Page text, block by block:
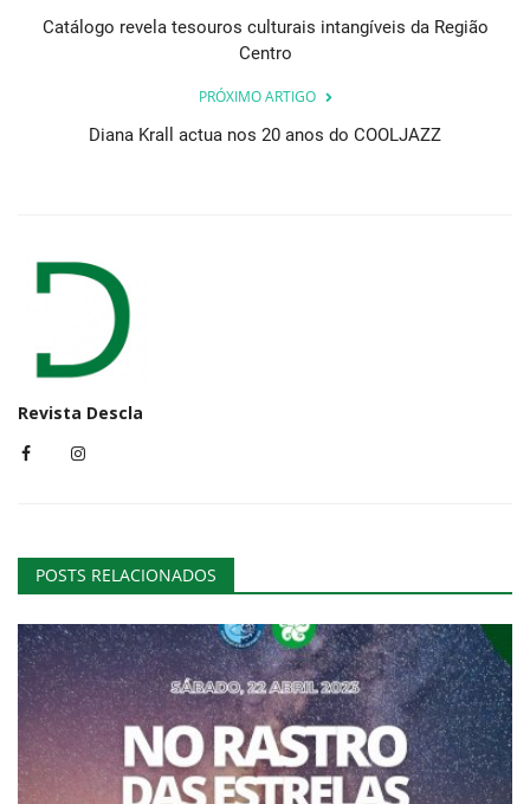
Catálogo revela tesouros culturais intangíveis da Região
Centro
PRÓXIMO ARTIGO
Diana Krall actua nos 20 anos do COOLJAZZ
Revista Descla
POSTS RELACIONADOS